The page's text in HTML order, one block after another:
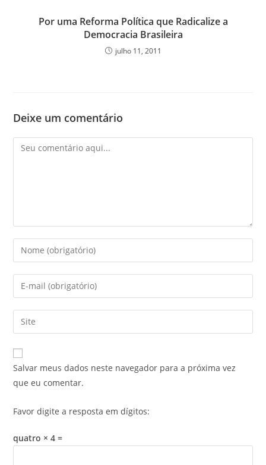
Por uma Reforma Política que Radicalize a
Democracia Brasileira
julho 11, 2011
Deixe um comentário
Salvar meus dados neste navegador para a próxima vez
que eu comentar.
Favor digite a resposta em dígitos:
quatro × 4 =